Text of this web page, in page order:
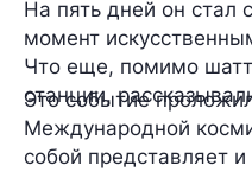
На пять дней он стал
момент
Что еще, помимо
станции,
Это событие
Международной
собой представляет